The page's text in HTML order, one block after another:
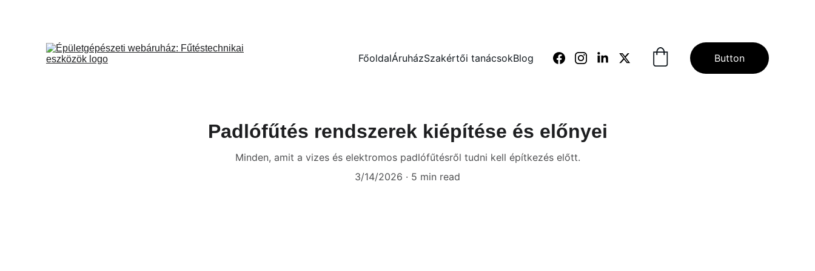
FőoldalÁruházSzakértői tanácsokBlog Button
Padlófűtés rendszerek kiépítése és előnyei
Minden, amit a vizes és elektromos padlófűtésről tudni kell építkezés előtt.
3/14/2026
5 min read